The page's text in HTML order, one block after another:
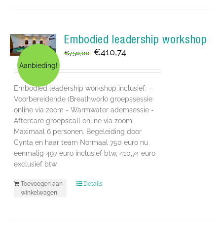
Aanbieding!
Embodied leadership workshop
€750,00 Oorspronkelijke
was:
€750,00.
€410,74
is:
€410,74.
Embodied leadership workshop inclusief: -
Voorbereidende (Breathwork) groepssessie
online via zoom - Warmwater ademsessie -
Aftercare groepscall online via zoom
Maximaal 6 personen. Begeleiding door
Cynta en haar team Normaal 750 euro nu
eenmalig 497 euro inclusief btw, 410,74 euro
exclusief btw
Toevoegen aan
winkelwagen
Details